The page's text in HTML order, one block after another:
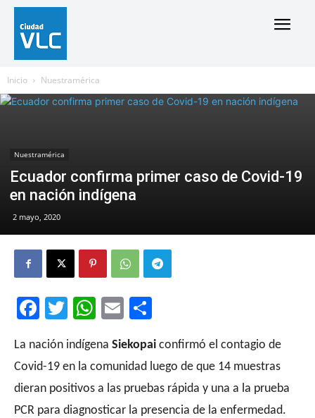
Inicio Nuestramérica
Nuestramérica
Ecuador confirma primer caso de Covid-19
en nación indígena
2 mayo, 2020
Facebook
Twitter
WhatsApp
Email
La nación indígena Siekopai confirmó el contagio de
Covid-19 en la comunidad luego de que 14 muestras
dieran positivos a las pruebas rápida y una a la prueba
PCR para diagnosticar la presencia de la enfermedad.